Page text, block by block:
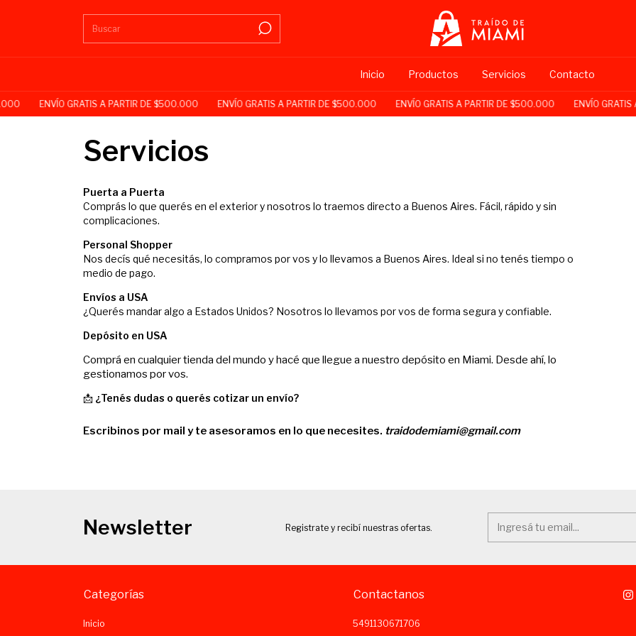
Inicio Productos Servicios Contacto
ENVÍO GRATIS A PARTIR DE $500.000 ENVÍO GRATIS A PARTIR DE $500.000 ENVÍO GRATIS A PARTIR DE $500.000 ENVÍO GRATIS
Servicios
Puerta a Puerta
Comprás lo que querés en el exterior y nosotros lo traemos directo a Buenos Aires. Fácil, rápido y sin
complicaciones.
Personal Shopper
Nos decís qué necesitás, lo compramos por vos y lo llevamos a Buenos Aires. Ideal si no tenés tiempo o
medio de pago.
Envíos a USA
¿Querés mandar algo a Estados Unidos? Nosotros lo llevamos por vos de forma segura y confiable.
Depósito en USA
Comprá en cualquier tienda del mundo y hacé que llegue a nuestro depósito en Miami. Desde ahí, lo
gestionamos por vos.
📩 ¿Tenés dudas o querés cotizar un envío?
Escribinos por mail y te asesoramos en lo que necesites. traidodemiami@gmail.com
Newsletter Registrate y recibí nuestras ofertas.
Categorías
Inicio
Contactanos
5491130671706